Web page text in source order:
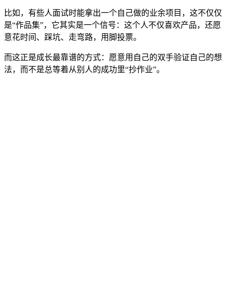
比如，有些人面试时能拿出一个自己做的业余项目，这不仅仅
是“作品集”，它其实是一个信号：这个人不仅喜欢产品，还愿
意花时间、踩坑、走弯路，用脚投票。
而这正是成长最靠谱的方式：愿意用自己的双手验证自己的想
法，而不是总等着从别人的成功里“抄作业”。